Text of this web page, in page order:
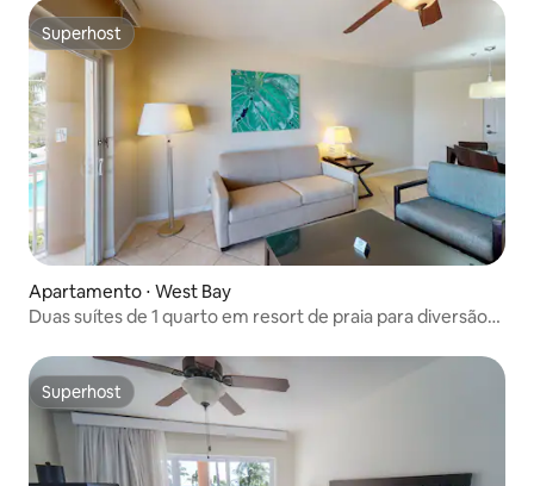
Superhost
Superhost
Apartamento ⋅ West Bay
Duas suítes de 1 quarto em resort de praia para diversão
Superhost
Superhost